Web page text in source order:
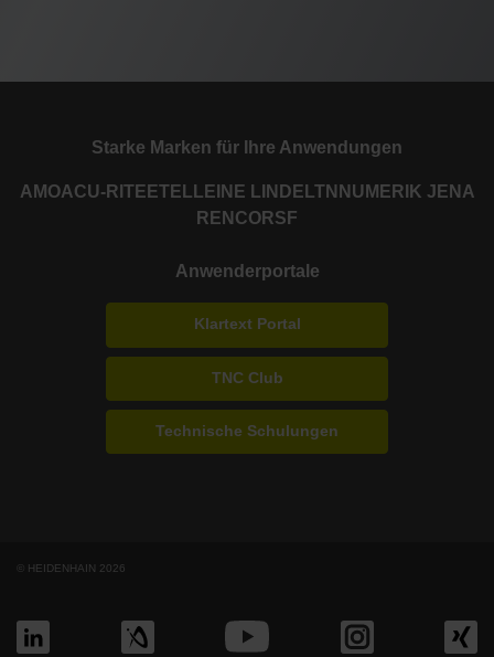
Starke Marken für Ihre Anwendungen
AMOACU-RITE ETEL LEINE LINDE LTN NUMERIK JENA
RENCORSF
Anwenderportale
Klartext Portal
TNC Club
Technische Schulungen
© HEIDENHAIN 2026